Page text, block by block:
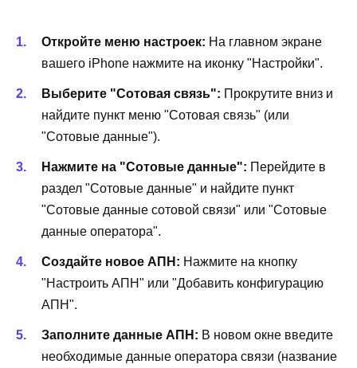
Откройте меню настроек: На главном экране
вашего iPhone нажмите на иконку "Настройки".
Выберите "Сотовая связь": Прокрутите вниз и
найдите пункт меню "Сотовая связь" (или
"Сотовые данные").
Нажмите на "Сотовые данные": Перейдите в
раздел "Сотовые данные" и найдите пункт
"Сотовые данные сотовой связи" или "Сотовые
данные оператора".
Создайте новое АПН: Нажмите на кнопку
"Настроить АПН" или "Добавить конфигурацию
АПН".
Заполните данные АПН: В новом окне введите
необходимые данные оператора связи (название